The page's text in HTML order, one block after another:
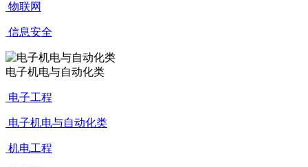
物联网
信息安全
电子机电与自动化类
电子工程
电子机电与自动化类
机电工程